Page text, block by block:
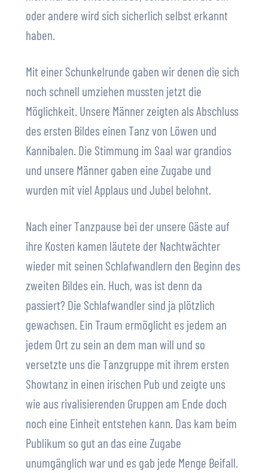
oder andere wird sich sicherlich selbst erkannt
haben.
Mit einer Schunkelrunde gaben wir denen die sich
noch schnell umziehen mussten jetzt die
Möglichkeit. Unsere Männer zeigten als Abschluss
des ersten Bildes einen Tanz von Löwen und
Kannibalen. Die Stimmung im Saal war grandios
und unsere Männer gaben eine Zugabe und
wurden mit viel Applaus und Jubel belohnt.
Nach einer Tanzpause bei der unsere Gäste auf
ihre Kosten kamen läutete der Nachtwächter
wieder mit seinen Schlafwandlern den Beginn des
zweiten Bildes ein. Huch, was ist denn da
passiert? Die Schlafwandler sind ja plötzlich
gewachsen. Ein Traum ermöglicht es jedem an
jedem Ort zu sein an dem man will und so
versetzte uns die Tanzgruppe mit ihrem ersten
Showtanz in einen irischen Pub und zeigte uns
wie aus rivalisierenden Gruppen am Ende doch
noch eine Einheit entstehen kann. Das kam beim
Publikum so gut an das eine Zugabe
unumgänglich war und es gab jede Menge Beifall.